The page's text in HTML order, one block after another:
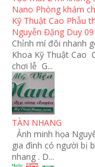
Nano Phòng khám
Kỹ Thuật Cao Phẫu
Nguyễn Đặng Duy
Chỉnh mí đôi nhanh
Khoa Kỹ Thuật Cao
chơi lễ G...
TÀN NHANG
Ảnh minh họa
gia đình có người bị
nhang . D...